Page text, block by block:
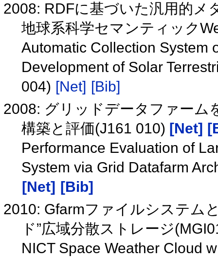
2008: RDFに基づいた汎用的メ
地球系科学セマンティック
Automatic Collection System
Development of Solar
004) [Net] [Bib]
2008: グリッドデータファーム
構築と評価(J161 010) [Net]
Performance Evaluation of
System via Grid Datafarm
[Net]
[Bib]
2010: Gfarmファイルシステム
ド”広域分散ストレージ
NICT Space Weather Cloud